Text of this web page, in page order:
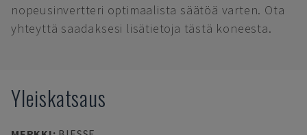
nopeusinvertteri optimaalista säätöä varten. Ota
yhteyttä saadaksesi lisätietoja tästä koneesta.
Yleiskatsaus